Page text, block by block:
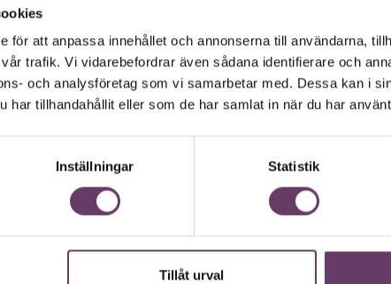
för att anpassa innehållet och annonserna till användarna,
trafik. Vi vidarebefordrar även sådana identifierare och
och analysföretag som vi samarbetar med. Dessa kan i
har tillhandahållit eller som de har samlat in när du har
Inställningar Statistik
Tillåt urval